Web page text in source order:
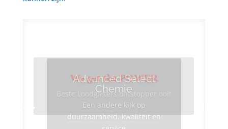
Advanced Select
Chemie
Een andere kijk op
duurzaamheid, kwaliteit en
We got the POWER
Beste Loodgieters ontstopper ooit